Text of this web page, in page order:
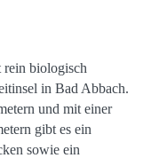
rein biologisch
in Bad Abbach.
und mit einer
gibt es ein
sowie ein